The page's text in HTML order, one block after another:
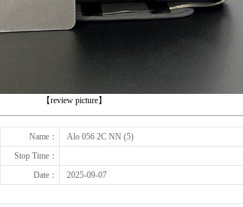
【review picture】
Name：
Alo 056 2C NN (5)
Stop Time：
Date：
2025-09-07